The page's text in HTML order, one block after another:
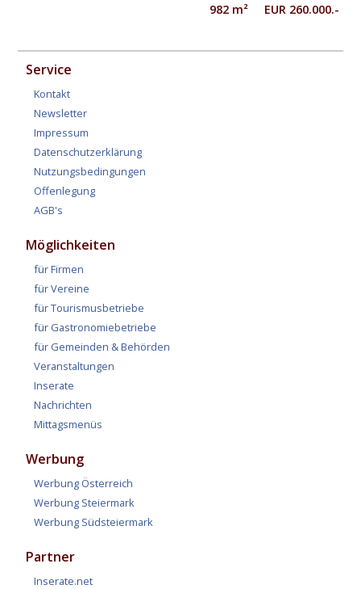
982 m² EUR 260.000.-
Service
Kontakt
Newsletter
Impressum
Datenschutzerklärung
Nutzungsbedingungen
Offenlegung
AGB's
Möglichkeiten
für Firmen
für Vereine
für Tourismusbetriebe
für Gastronomiebetriebe
für Gemeinden & Behörden
Veranstaltungen
Inserate
Nachrichten
Mittagsmenüs
Werbung
Werbung Österreich
Werbung Steiermark
Werbung Südsteiermark
Partner
Inserate.net